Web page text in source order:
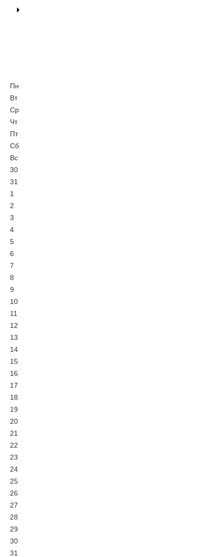
Пн
Вт
Ср
Чт
Пт
Сб
Вс
30
31
1
2
3
4
5
6
7
8
9
10
11
12
13
14
15
16
17
18
19
20
21
22
23
24
25
26
27
28
29
30
31